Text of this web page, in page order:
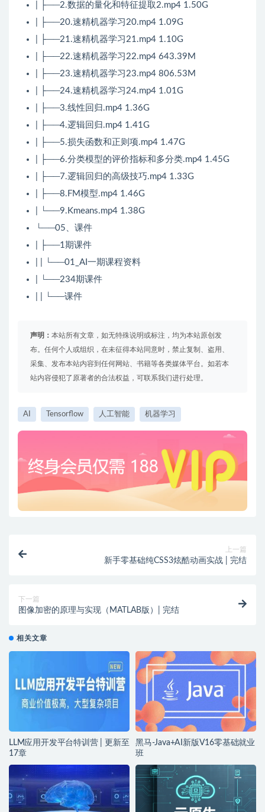
| ├──2.数据的量化和特征提取2.mp4 1.50G
| ├──20.速精机器学习20.mp4 1.09G
| ├──21.速精机器学习21.mp4 1.10G
| ├──22.速精机器学习22.mp4 643.39M
| ├──23.速精机器学习23.mp4 806.53M
| ├──24.速精机器学习24.mp4 1.01G
| ├──3.线性回归.mp4 1.36G
| ├──4.逻辑回归.mp4 1.41G
| ├──5.损失函数和正则项.mp4 1.47G
| ├──6.分类模型的评价指标和多分类.mp4 1.45G
| ├──7.逻辑回归的高级技巧.mp4 1.33G
| ├──8.FM模型.mp4 1.46G
| └──9.Kmeans.mp4 1.38G
└──05、课件
| ├──1期课件
| | └──01_AI一期课程资料
| └──234期课件
| | └──课件
声明： 本站所有文章，如无特殊说明或标注，均为本站原创发
布。任何个人或组织，在未征得本站同意时，禁止复制、盗用、
采集、发布本站内容到任何网站、书籍等各类媒体平台。如若本
站内容侵犯了原著者的合法权益，可联系我们进行处理。
AI Tensorflow 人工智能 机器学习
上一篇
新手零基础纯CSS3炫酷动画实战 | 完结
下一篇
图像加密的原理与实现（MATLAB版）| 完结
相关文章
LLM应用开发平台特训营 | 更新至
17章
黑马-Java+AI新版V16零基础就业
班